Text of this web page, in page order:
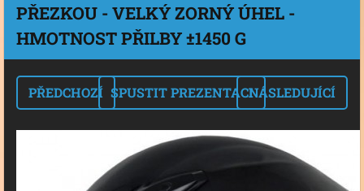
PŘEZKOU - VELKÝ ZORNÝ ÚHEL -
HMOTNOST PŘILBY ±1450 G
PŘEDCHOZÍ SPUSTIT PREZENTACINÁSLEDUJÍCÍ